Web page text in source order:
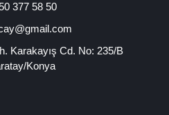
377 58 50
Karakayış Cd. No: 235/B
Konya